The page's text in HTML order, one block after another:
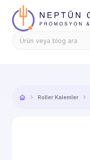
Roller Kalemler